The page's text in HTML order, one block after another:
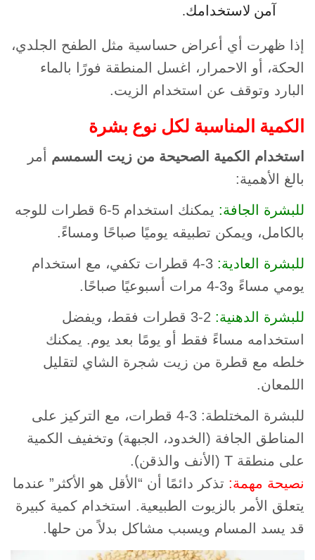
آمن لاستخدامك.
إذا ظهرت أي أعراض حساسية مثل الطفح الجلدي،
الحكة، أو الاحمرار، اغسل المنطقة فورًا بالماء
البارد وتوقف عن استخدام الزيت.
الكمية المناسبة لكل نوع بشرة
استخدام الكمية الصحيحة من زيت السمسم أمر
بالغ الأهمية:
للبشرة الجافة:
يمكنك استخدام 5-6 قطرات للوجه
بالكامل، ويمكن تطبيقه يوميًا صباحًا ومساءً.
للبشرة العادية:
3-4 قطرات تكفي، مع استخدام
يومي مساءً و3-4 مرات أسبوعيًا صباحًا.
للبشرة الدهنية:
2-3 قطرات فقط، ويفضل
استخدامه مساءً فقط أو يومًا بعد يوم. يمكنك
خلطه مع قطرة من زيت شجرة الشاي لتقليل
اللمعان.
للبشرة المختلطة: 3-4 قطرات، مع التركيز على
المناطق الجافة (الخدود، الجبهة) وتخفيف الكمية
على منطقة T (الأنف والذقن).
نصيحة مهمة: تذكر دائمًا أن “الأقل هو الأكثر” عندما
يتعلق الأمر بالزيوت الطبيعية. استخدام كمية كبيرة
قد يسد المسام ويسبب مشاكل بدلاً من حلها.